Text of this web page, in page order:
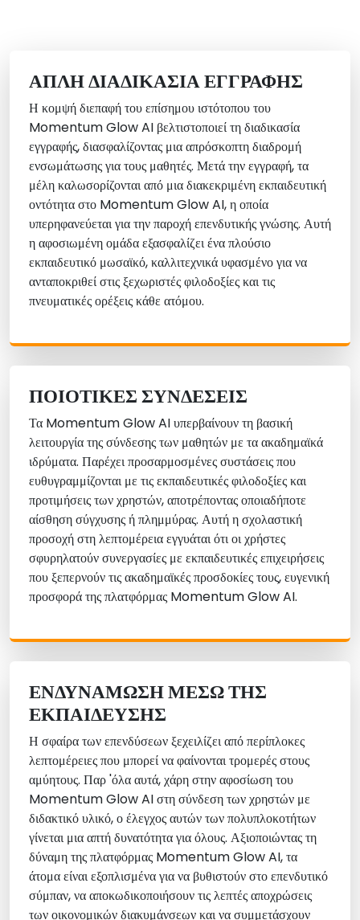
ΑΠΛΉ ΔΙΑΔΙΚΑΣΊΑ ΕΓΓΡΑΦΉΣ
Η κομψή διεπαφή του επίσημου ιστότοπου του
Momentum Glow AI βελτιστοποιεί τη διαδικασία
εγγραφής, διασφαλίζοντας μια απρόσκοπτη διαδρομή
ενσωμάτωσης για τους μαθητές. Μετά την εγγραφή, τα
μέλη καλωσορίζονται από μια διακεκριμένη εκπαιδευτική
οντότητα στο Momentum Glow AI, η οποία
υπερηφανεύεται για την παροχή επενδυτικής γνώσης. Αυτή
η αφοσιωμένη ομάδα εξασφαλίζει ένα πλούσιο
εκπαιδευτικό μωσαϊκό, καλλιτεχνικά υφασμένο για να
ανταποκριθεί στις ξεχωριστές φιλοδοξίες και τις
πνευματικές ορέξεις κάθε ατόμου.
ΠΟΙΟΤΙΚΈΣ ΣΥΝΔΈΣΕΙΣ
Τα Momentum Glow AI υπερβαίνουν τη βασική
λειτουργία της σύνδεσης των μαθητών με τα ακαδημαϊκά
ιδρύματα. Παρέχει προσαρμοσμένες συστάσεις που
ευθυγραμμίζονται με τις εκπαιδευτικές φιλοδοξίες και
προτιμήσεις των χρηστών, αποτρέποντας οποιαδήποτε
αίσθηση σύγχυσης ή πλημμύρας. Αυτή η σχολαστική
προσοχή στη λεπτομέρεια εγγυάται ότι οι χρήστες
σφυρηλατούν συνεργασίες με εκπαιδευτικές επιχειρήσεις
που ξεπερνούν τις ακαδημαϊκές προσδοκίες τους, ευγενική
προσφορά της πλατφόρμας Momentum Glow AI.
ΕΝΔΥΝΆΜΩΣΗ ΜΈΣΩ ΤΗΣ
ΕΚΠΑΊΔΕΥΣΗΣ
Η σφαίρα των επενδύσεων ξεχειλίζει από περίπλοκες
λεπτομέρειες που μπορεί να φαίνονται τρομερές στους
αμύητους. Παρ 'όλα αυτά, χάρη στην αφοσίωση του
Momentum Glow AI στη σύνδεση των χρηστών με
διδακτικό υλικό, ο έλεγχος αυτών των πολυπλοκοτήτων
γίνεται μια απτή δυνατότητα για όλους. Αξιοποιώντας τη
δύναμη της πλατφόρμας Momentum Glow AI, τα
άτομα είναι εξοπλισμένα για να βυθιστούν στο επενδυτικό
σύμπαν, να αποκωδικοποιήσουν τις λεπτές αποχρώσεις
των οικονομικών διακυμάνσεων και να συμμετάσχουν